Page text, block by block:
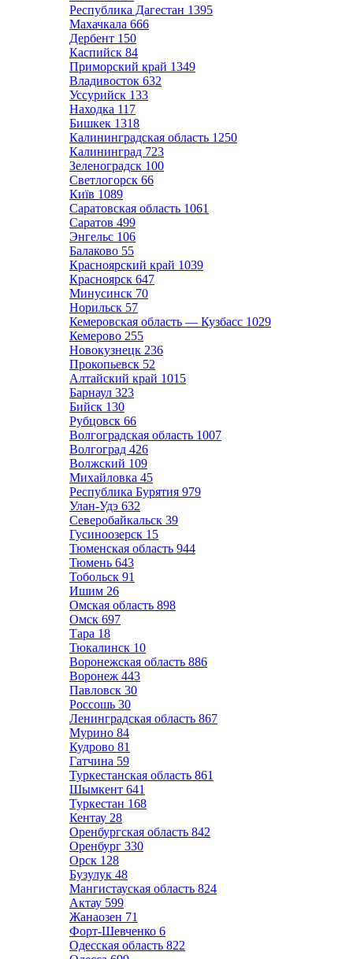
Республика Дагестан 1395
Махачкала 666
Дербент 150
Каспийск 84
Приморский край 1349
Владивосток 632
Уссурийск 133
Находка 117
Бишкек 1318
Калининградская область 1250
Калининград 723
Зеленоградск 100
Светлогорск 66
Київ 1089
Саратовская область 1061
Саратов 499
Энгельс 106
Балаково 55
Красноярский край 1039
Красноярск 647
Минусинск 70
Норильск 57
Кемеровская область — Кузбасс 1029
Кемерово 255
Новокузнецк 236
Прокопьевск 52
Алтайский край 1015
Барнаул 323
Бийск 130
Рубцовск 66
Волгоградская область 1007
Волгоград 426
Волжский 109
Михайловка 45
Республика Бурятия 979
Улан-Удэ 632
Северобайкальск 39
Гусиноозерск 15
Тюменская область 944
Тюмень 643
Тобольск 91
Ишим 26
Омская область 898
Омск 697
Тара 18
Тюкалинск 10
Воронежская область 886
Воронеж 443
Павловск 30
Россошь 30
Ленинградская область 867
Мурино 84
Кудрово 81
Гатчина 59
Туркестанская область 861
Шымкент 641
Туркестан 168
Кентау 28
Оренбургская область 842
Оренбург 330
Орск 128
Бузулук 48
Мангистауская область 824
Актау 599
Жанаозен 71
Форт-Шевченко 6
Одесская область 822